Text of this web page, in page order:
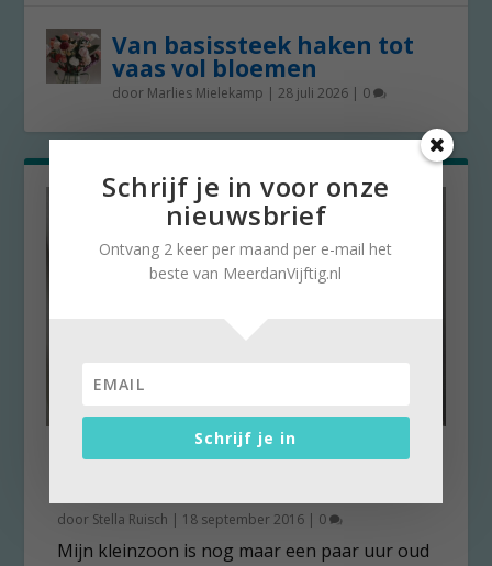
Van basissteek haken tot
vaas vol bloemen
door Marlies Mielekamp |28 juli 2026 | 0
Op wie lijkt kleinzoon? Feest
door Stella Ruisch | 18 september 2016 | 0
Mijn kleinzoon is nog maar een paar uur oud
Schrijf je in voor onze
nieuwsbrief
Ontvang 2 keer per maand per e-mail het
beste van MeerdanVijftig.nl
Schrijf je in